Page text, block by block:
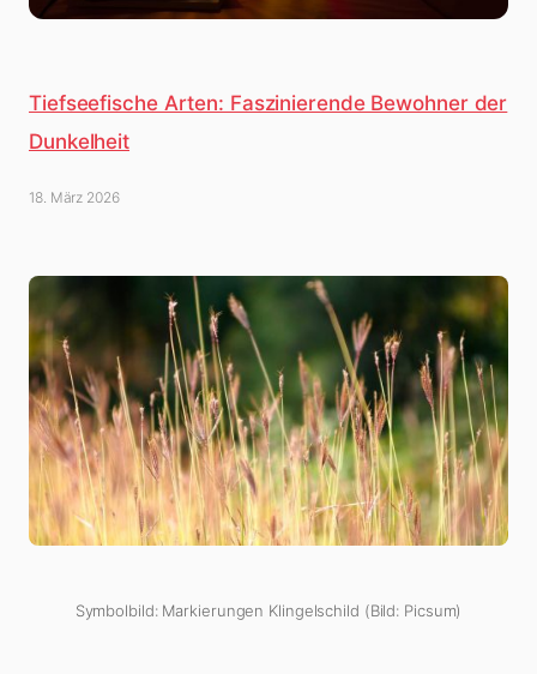
Tiefseefische Arten: Faszinierende Bewohner der
Dunkelheit
18. März 2026
Symbolbild: Markierungen Klingelschild (Bild: Picsum)